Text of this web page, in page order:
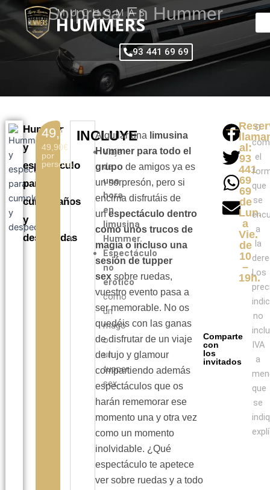
contenido
93 441 69 69
Sorpresa En Hummer
Hummer
y
espectáculo
para
cumpleaños
y
despedidas
49,90€
49,90€
por
persona.
INCLUYE
Viaje
de
una
hora
en
limusina
Hummer.
Espectáculo
no
erótico
como
un
mago
o
un
tupper
sex.
Alquilar una limusina
Hummer para todo el
grupode amigos ya es
un sorpresón, pero si
encima disfrutáis de
unespectáculo dentro
como unos trucos de
magia o incluso una
sesión de tupper
sexsobre ruedas,
vuestro evento pasa a
ser memorable. No os
quedéis con las ganas
de disfrutar de un viaje
de lujo y glamour
compartiendo además
espectáculos que os
harán rememorar ese
momento una y otra vez
como un momento
inolvidable. ¿Qué
espectáculo te apetece
ver sobre ruedas y a todo
Comparte
con
los
invitados
al:
93
441
69
69
de
Lun.
a
Vie.
de
10
–
19h.
O
el
que
se
a
la
Los
no
IVA
a
que
se